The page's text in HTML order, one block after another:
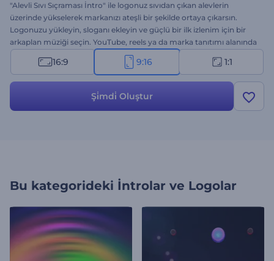
"Alevli Sıvı Sıçraması İntro" ile logonuz sıvıdan çıkan alevlerin
üzerinde yükselerek markanızı ateşli bir şekilde ortaya çıkarsın.
Logonuzu yükleyin, sloganı ekleyin ve güçlü bir ilk izlenim için bir
arkaplan müziği seçin. YouTube, reels ya da marka tanıtımı alanında
etkili videolar için ideal. Hemen oluşturun; unutulmaz kılmak için
logonuzu tutuşturun!
16:9 9:16 1:1
Şi̇mdi̇ Oluştur
Bu kategorideki İntrolar ve Logolar